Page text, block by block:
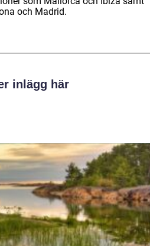
och Madrid.
inlägg här